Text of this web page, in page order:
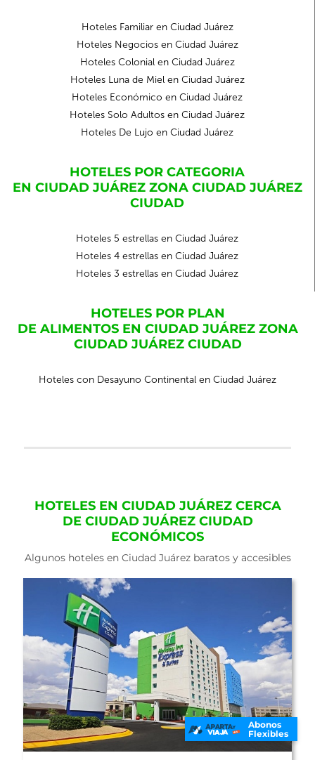
Hoteles Familiar en Ciudad Juárez
Hoteles Negocios en Ciudad Juárez
Hoteles Colonial en Ciudad Juárez
Hoteles Luna de Miel en Ciudad Juárez
Hoteles Económico en Ciudad Juárez
Hoteles Solo Adultos en Ciudad Juárez
Hoteles De Lujo en Ciudad Juárez
HOTELES POR CATEGORIA
EN CIUDAD JUÁREZ ZONA CIUDAD JUÁREZ
CIUDAD
Hoteles 5 estrellas en Ciudad Juárez
Hoteles 4 estrellas en Ciudad Juárez
Hoteles 3 estrellas en Ciudad Juárez
HOTELES POR PLAN
DE ALIMENTOS EN CIUDAD JUÁREZ ZONA
CIUDAD JUÁREZ CIUDAD
Hoteles con Desayuno Continental en Ciudad Juárez
HOTELES EN CIUDAD JUÁREZ CERCA
DE CIUDAD JUÁREZ CIUDAD
ECONÓMICOS
Algunos hoteles en Ciudad Juárez baratos y accesibles
Abonos
Flexibles